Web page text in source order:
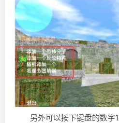
另外可以按下键盘的数字1